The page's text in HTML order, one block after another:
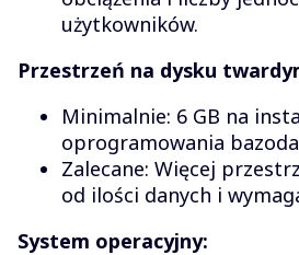
użytkowników.
Przestrzeń na dysku
Minimalnie: 6 GB na
oprogramowania
Zalecane: Więcej
od ilości danych i
System operacyjny: